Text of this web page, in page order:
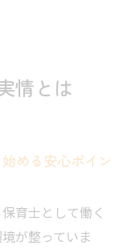
情とは
める安心ポイン
育士として働く
が整っていま